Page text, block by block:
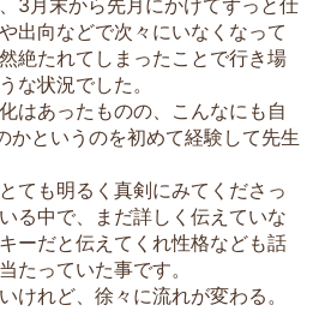
出向などで次々にいなくなって
絶たれてしまったことで行き場
な状況でした。
はあったものの、こんなにも自
かというのを初めて経験して先生
ても明るく真剣にみてくださっ
る中で、まだ詳しく伝えていな
ーだと伝えてくれ性格なども話
たっていた事です。
けれど、徐々に流れが変わる。